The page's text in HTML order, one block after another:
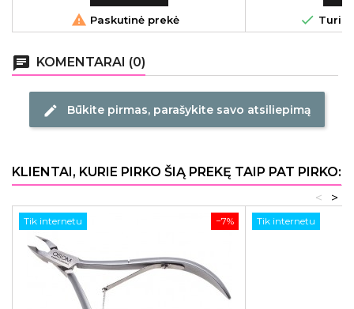
 Paskutinė prekė 
chat KOMENTARAI (0)
edit Būkite pirmas, parašykite savo atsiliepimą
KLIENTAI, KURIE PIRKO ŠIĄ PREKĘ TAIP PAT PIRKO:
>
<
−7%
Tik internetu Tik internetu